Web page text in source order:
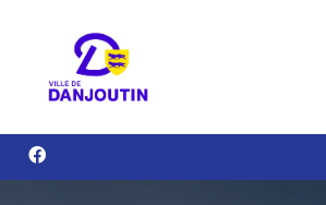
contenu
for: